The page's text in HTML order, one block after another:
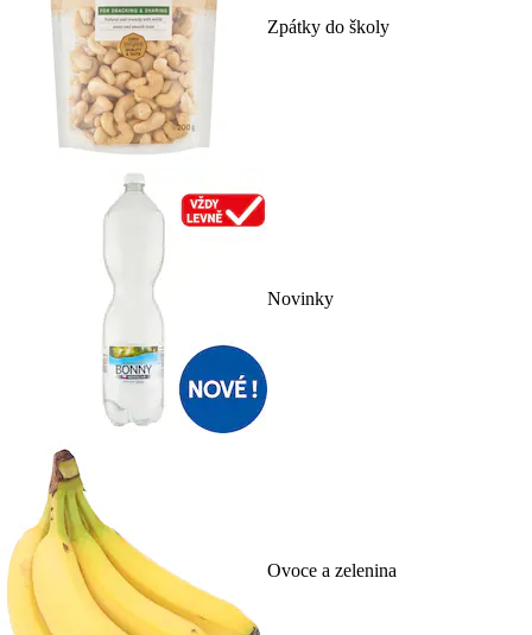
Zpátky do školy
Novinky
Ovoce a zelenina